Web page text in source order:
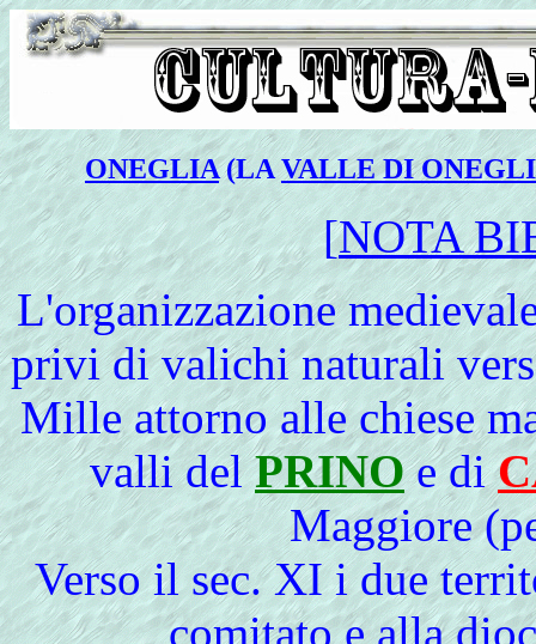
ONEGLIA(LAVALLE DI
[NOTA
L'organizzazione
privi di valichi naturali
Mille attorno alle chiese
valli delPRINOe di
Maggiore
Verso il sec. XI i due
comitato e alla